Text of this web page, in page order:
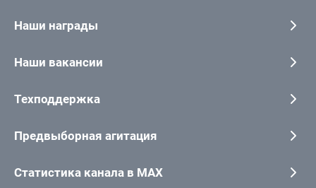
Наши награды
Наши вакансии
Техподдержка
Предвыборная агитация
Статистика канала в MAX